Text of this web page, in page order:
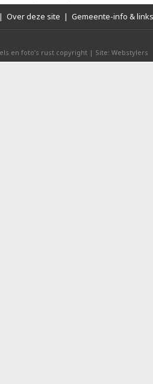
| Over deze site | Gemeente-info & links
en foto’s rust copyright | Site: Webstylers